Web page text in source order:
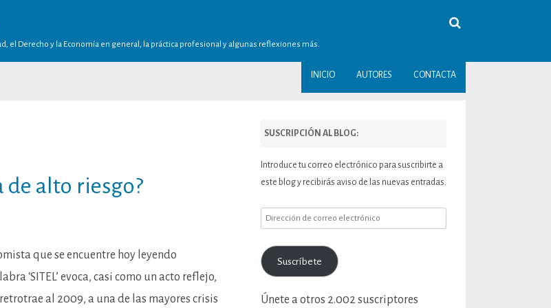
el Derecho y la Economía en general, la práctica profesional y algunas reflexiones más.
INICIO AUTORES CONTACTA
alto riesgo?
que se encuentre hoy leyendo
‘SITEL’ evoca, casi como un acto reflejo,
al 2009, a una de las mayores crisis
SUSCRIPCIÓN AL BLOG:
Introduce tu correo electrónico para suscribirte a
este blog y recibirás aviso de las nuevas entradas.
Dirección
correo
electrónico
Suscríbete
Únete a otros 2.002 suscriptores